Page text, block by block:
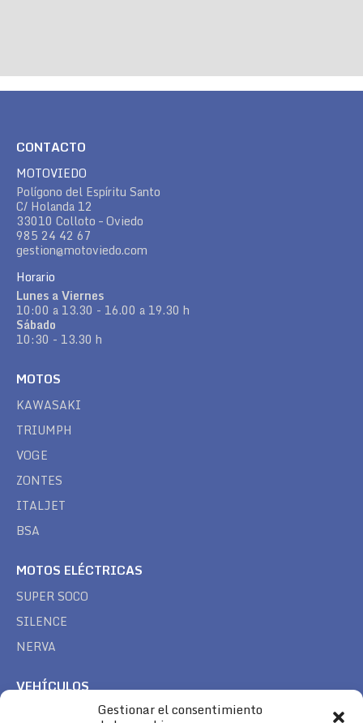
Gestionar el consentimiento
CONTACTO
MOTOVIEDO
Polígono del Espíritu Santo
C/ Holanda 12
33010 Colloto – Oviedo
985 24 42 67
gestion@motoviedo.com
Horario
Lunes a Viernes
10:00 a 13.30 - 16.00 a 19.30 h
Sábado
10:30 - 13.30 h
MOTOS
KAWASAKI
TRIUMPH
VOGE
ZONTES
ITALJET
BSA
MOTOS ELÉCTRICAS
SUPER SOCO
SILENCE
NERVA
VEHÍCULOS